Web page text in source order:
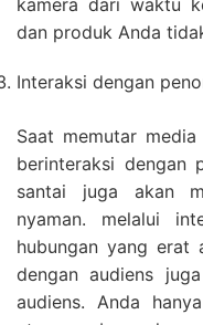
kamera dari waktu
dan produk Anda
Interaksi dengan
Saat memutar media
berinteraksi dengan
santai juga akan
nyaman. melalui
hubungan yang erat
dengan audiens
audiens. Anda